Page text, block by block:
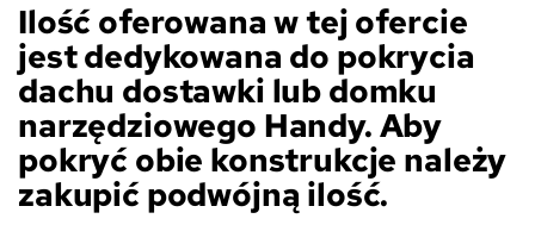
Ilość oferowana w tej ofercie
jest dedykowana do pokrycia
dachu dostawki lub domku
narzędziowego Handy. Aby
pokryć obie konstrukcje należy
zakupić podwójną ilość.